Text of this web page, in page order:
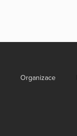
Organizace